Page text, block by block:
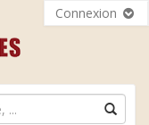
Connexion